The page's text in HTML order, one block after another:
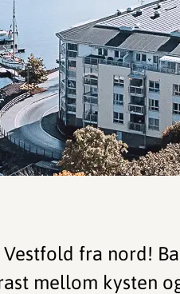
fra nord!
mellom kysten